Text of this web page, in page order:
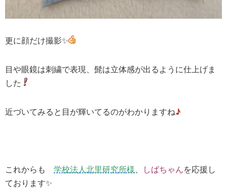
更に顔だけ撮影✨
目や眼鏡は刺繍で表現、髭は立体感が出るように仕上げま
した
近づいてみると目が輝いてるのがわかりますね♪
これからも 学校法人北里研究所様、 しばちゃんを応援し
ております✨